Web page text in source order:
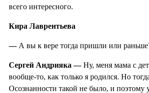
всего интересного.
Кира Лаврентьева
— А вы к вере тогда пришли или
Сергей Андрияка —Ну, меня мама с
вообще-то, как только я родился. Но
Осознанности такой не было, и поэтому